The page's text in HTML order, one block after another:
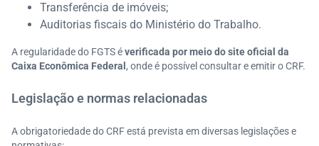
Transferência de imóveis;
Auditorias fiscais do Ministério do Trabalho.​
A regularidade do FGTS éverificada por meio do site oficial da
Caixa Econômica Federal , onde é possível consultar e emitir o CRF.
Legislação e normas relacionadas
A obrigatoriedade do CRF está prevista em diversas legislações e